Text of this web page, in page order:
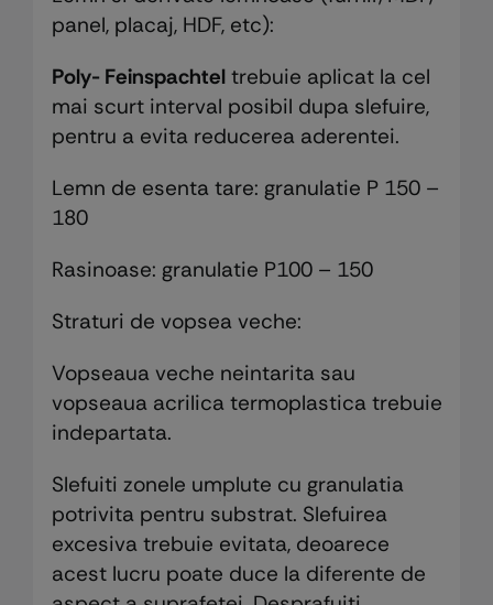
panel, placaj, HDF, etc):
Poly- Feinspachteltrebuie aplicat la cel
mai scurt interval posibil dupa slefuire,
pentru a evita reducerea aderentei.
Lemn de esenta tare: granulatie P 150 –
180
Rasinoase: granulatie P100 – 150
Straturi de vopsea veche:
Vopseaua veche neintarita sau
vopseaua acrilica termoplastica trebuie
indepartata.
Slefuiti zonele umplute cu granulatia
potrivita pentru substrat. Slefuirea
excesiva trebuie evitata, deoarece
acest lucru poate duce la diferente de